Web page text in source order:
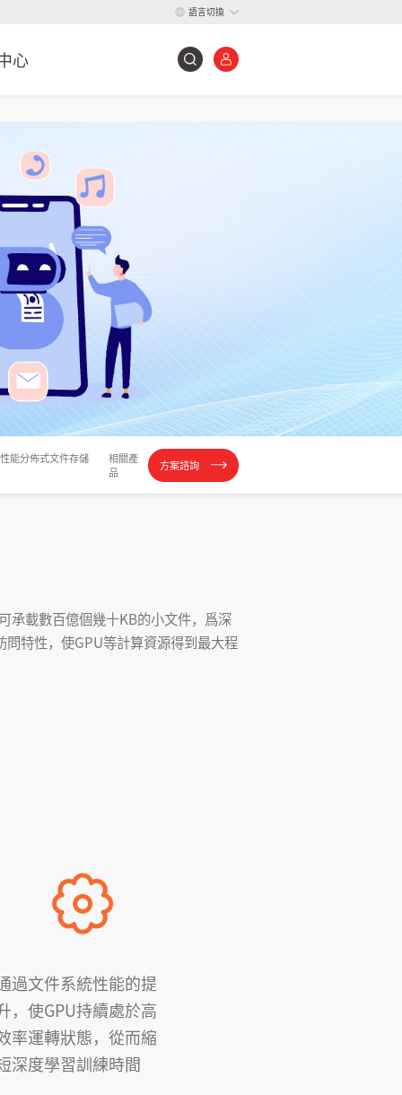
語言切換
心
能分佈式文件存儲
相關產
品
方案諮詢
承載數百億個幾十KB的小文件，爲深
特性，使GPU等計算資源得到最大程
過文件系統性能的提
，使GPU持續處於高
率運轉狀態，從而縮
深度學習訓練時間